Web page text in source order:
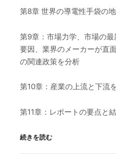
第8章 世界の導電性手袋の
第9章：市場力学、市場の
要因、業界のメーカーが直
の関連政策を分析
第10章：産業の上流と下流
第11章：レポートの要点と
続きを読む